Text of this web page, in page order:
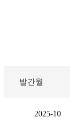
발간월
2025-10